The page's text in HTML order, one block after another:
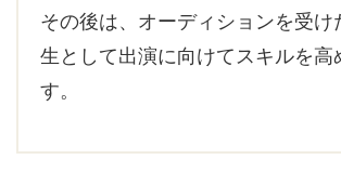
その後は、オーディションを受け
生として出演に向けてスキルを高
す。